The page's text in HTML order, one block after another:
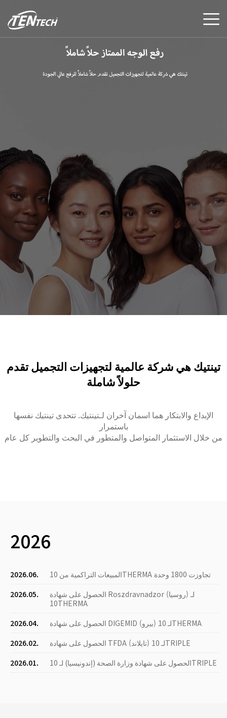
تينتيك هي شركة عالمية لتجهيزات التجميل تقدم
حلولاً شاملة
الإبداع والابتكار هما اسمان آخران لـتينتيك. تتحدى تينتيك نفسها
باستمرار
من خلال الاستثمار المتواصل والمتطور في البحث والتطوير كل عام
2026
2026.06.
المبيعات التراكمية من 10THERMA تجاوزت 1800 وحدة
2026.05.
الحصول على شهادة Roszdravnadzor (روسيا) لـ
10THERMA
2026.04.
الحصول على شهادة DIGEMID (بيرو) لـ 10THERMA
2026.02.
الحصول على شهادة TFDA (تايلاند) لـ 10TRIPLE
2026.01.
الحصول على شهادة وزارة الصحة (إندونيسيا) لـ 10TRIPLE